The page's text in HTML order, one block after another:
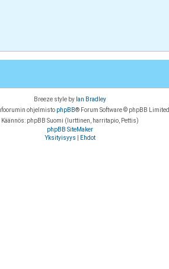
Breeze style by Ian Bradley
ohjelmisto phpBB® Forum Software © phpBB Limited
Käännös: phpBB Suomi (lurttinen, harritapio, Pettis)
phpBB SiteMaker
Yksityisyys
Ehdot